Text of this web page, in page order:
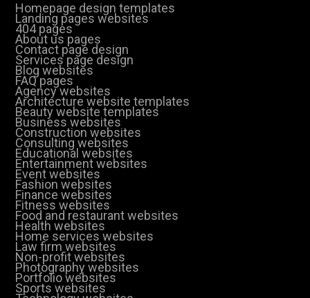
Homepage design templates
Landing pages websites
404 pages
About us pages
Contact page design
Services page design
Blog websites
FAQ pages
Agency websites
Architecture website templates
Beauty website templates
Business websites
Construction websites
Consulting websites
Educational websites
Entertainment websites
Event websites
Fashion websites
Finance websites
Fitness websites
Food and restaurant websites
Health websites
Home services websites
Law firm websites
Non-profit websites
Photography websites
Portfolio websites
Sports websites